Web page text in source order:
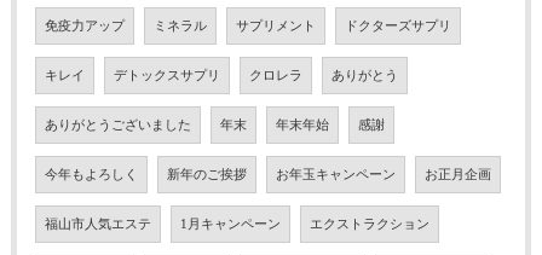
免疫力アップ ミネラル サプリメント ドクターズサプリ
キレイ デトックスサプリ クロレラ ありがとう
ありがとうございました 年末 年末年始 感謝
今年もよろしく 新年のご挨拶 お年玉キャンペーン お正月企画
福山市人気エステ 1月キャンペーン エクストラクション